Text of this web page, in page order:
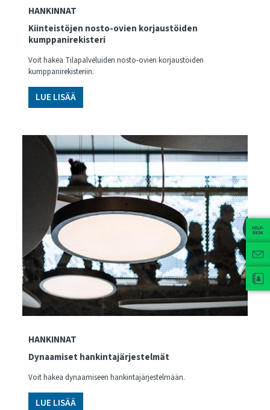
HANKINNAT
Kiinteistöjen nosto-ovien korjaustöiden
kumppanirekisteri
Voit hakea Tilapalveluiden nosto-ovien korjaustöiden
kumppanirekisteriin.
LUE LISÄÄ
HANKINNAT
Dynaamiset hankintajärjestelmät
Voit hakea dynaamiseen hankintajärjestelmään.
LUE LISÄÄ